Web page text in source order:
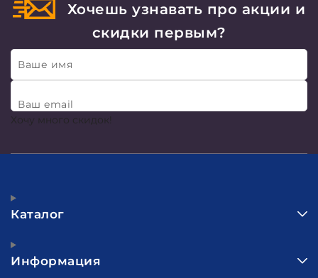
Хочешь узнавать про акции и
скидки первым?
Ваше имя
Ваш email
Хочу много скидок!
Каталог
Информация